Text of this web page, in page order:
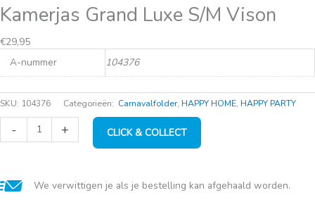
Kamerjas Grand Luxe S/M Vison
€29,95
A-nummer
104376
SKU: 104376 Categorieën: Carnavalfolder, HAPPY HOME, HAPPY PARTY
-
Kamerjas
Grand
aantal
+ CLICK & COLLECT
We verwittigen je als je bestelling kan afgehaald worden.